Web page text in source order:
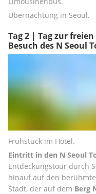
Übernachtung in Seoul.
Tag 2 | Tag zur
Besuch des N Seoul
Frühstück im Hotel.
Eintritt in den N Seoul
Entdeckungstour durch
hinauf auf den
Stadt, der auf dem Berg